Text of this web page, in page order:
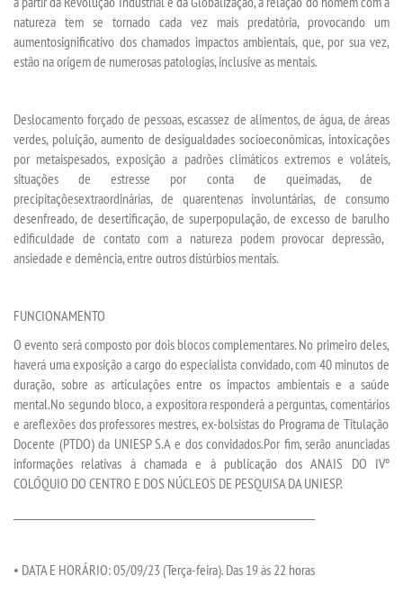
LOGIN
WEBMAIL
PORTAL DE PROFESSORES/ACADÊMICO
UNIESP
CONTATO
IMPRENSA
TRABALHE CONOSCO
OUVIDORIA
natureza tem se tornado cada vez mais predatória, provocando um
aumentosignificativo dos chamados impactos ambientais, que, por sua vez,
estão na origem de numerosas patologias, inclusive as mentais.
Deslocamento forçado de pessoas, escassez de alimentos,de água,de áreas
verdes, poluição,aumento de desigualdades socioeconômicas, intoxicações
por metaispesados, exposição a padrões climáticos extremos e voláteis,
situações de estresse por conta de queimadas, de
precipitaçõesextraordinárias, de quarentenas involuntárias,deconsumo
desenfreado, de desertificação, de superpopulação, de excesso de barulho
edificuldade de contato com a naturezapodem provocar depressão,
ansiedade e demência, entre outros distúrbios mentais.
FUNCIONAMENTO
O evento serácomposto pordois blocos complementares. No primeirodeles,
haverá umaexposição a cargo do especialista convidado,com 40 minutos de
duração, sobre as articulações entre os impactos ambientais e a saúde
mental.No segundo bloco, a expositora responderá aperguntas, comentários
e areflexõesdosprofessores mestres,ex-bolsistas doProgramade Titulação
Docente (PTDO)da UNIESP S.A e dos convidados.Por fim, serão anunciadas
informações relativas à chamada e à publicação dos ANAIS DO IVº
COLÓQUIO DO CENTRO E DOS NÚCLEOS DE PESQUISA DA UNIESP.
• DATA E HORÁRIO:05/09/23 (Terça-feira). Das 19 às 22 horas